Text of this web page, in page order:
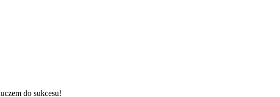
do sukcesu!